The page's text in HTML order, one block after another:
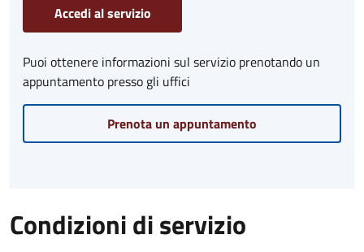
Accedi al servizio
Puoi ottenere informazioni sul servizio prenotando un
appuntamento presso gli uffici
Prenota un appuntamento
Condizioni di servizio